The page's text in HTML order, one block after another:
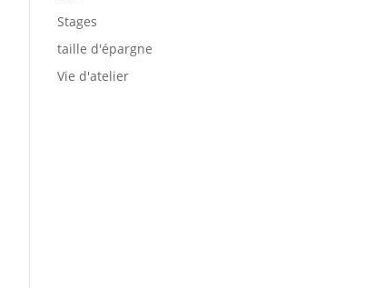
Stages
taille d'épargne
Vie d'atelier